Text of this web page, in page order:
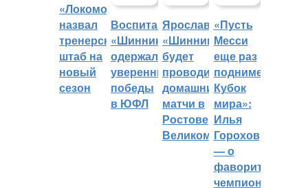
«Локомотив»
назвал
тренерский
штаб на
новый
сезон
Воспитанники
«Шинника»
одержали
уверенные
победы
в ЮФЛ
Ярославский
«Шинник»
будет
проводить
домашние
матчи в
Ростове
Великом
«Пусть
Месси
еще раз
поднимет
Кубок
мира»:
Илья
Горохов
— о
фаворитах
чемпионата